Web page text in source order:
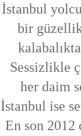
İstanbul
bir
Sessizlikle
her daim
İstanbul ise
En son 2012